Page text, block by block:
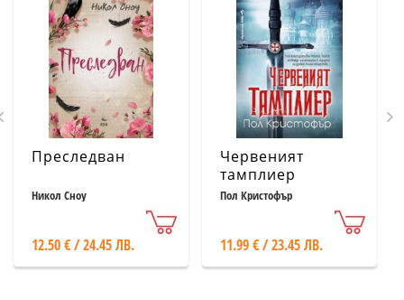
Преследван
Никол Сноу
12.50 € / 24.45 ЛВ.
Червеният
тамплиер
Пол Кристофър
11.99 € / 23.45 ЛВ.